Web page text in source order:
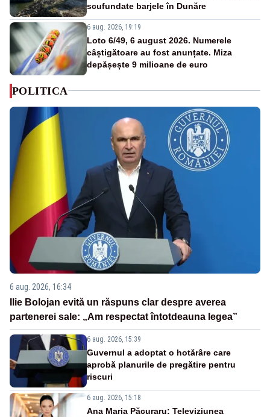
scufundate barjele în Dunăre
6 aug. 2026, 19:19
Loto 6/49, 6 august 2026. Numerele
câștigătoare au fost anunțate. Miza
depășește 9 milioane de euro
POLITICA
6 aug. 2026, 16:34
Ilie Bolojan evită un răspuns clar despre averea
partenerei sale: „Am respectat întotdeauna legea”
6 aug. 2026, 15:39
Guvernul a adoptat o hotărâre care
aprobă planurile de pregătire pentru
riscuri
6 aug. 2026, 15:18
Ana Maria Păcuraru: Televiziunea